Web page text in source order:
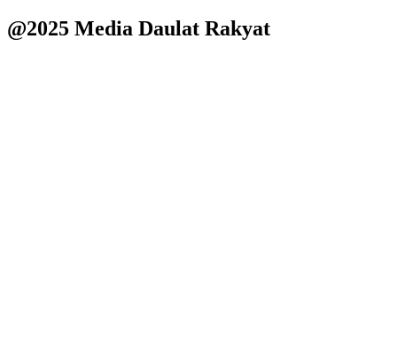
@2025 Media Daulat Rakyat